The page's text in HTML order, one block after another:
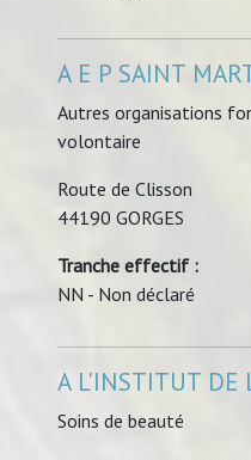
A E P SAINT
Autres organisations
volontaire
Route de Clisson
44190 GORGES
Tranche effectif :
NN - Non déclaré
A L'INSTITUT DE
Soins de beauté